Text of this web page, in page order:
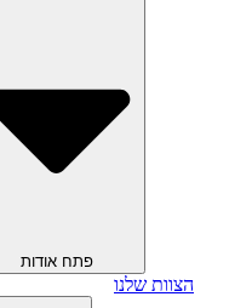
פתח אודות
הצוות שלנו